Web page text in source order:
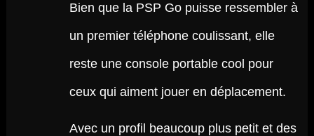
Bien que la PSP Go puisse ressembler à
un premier téléphone coulissant, elle
reste une console portable cool pour
ceux qui aiment jouer en déplacement.
Avec un profil beaucoup plus petit et des